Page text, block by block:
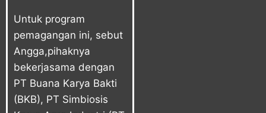
Untuk program
pemagangan ini, sebut
Angga,pihaknya
bekerjasama dengan
PT Buana Karya Bakti
(BKB), PT Simbiosis